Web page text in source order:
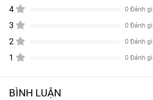
4 0 Đánh
3 0 Đánh
2 0 Đánh
1 0 Đánh
BÌNH LUẬN